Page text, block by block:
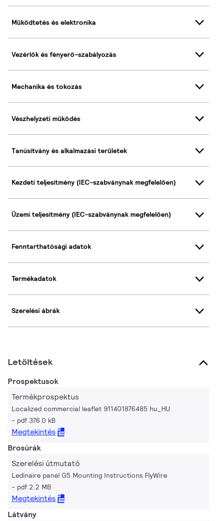
Működtetés és elektronika
Vezérlők és fényerő-szabályozás
Mechanika és tokozás
Vészhelyzeti működés
Tanúsítvány és alkalmazási területek
Kezdeti teljesítmény (IEC-szabványnak megfelelően)
Üzemi teljesítmény (IEC-szabványnak megfelelően)
Fenntarthatósági adatok
Termékadatok
Szerelési ábrák
Letöltések
Prospektusok
Termékprospektus
Localized commercial leaflet 911401876485 hu_HU
pdf 376.0 kB
Megtekintés
Brosúrák
Szerelési útmutató
Ledinaire panel G5 Mounting Instructions FlyWire
pdf 2.2 MB
Megtekintés
Látvány